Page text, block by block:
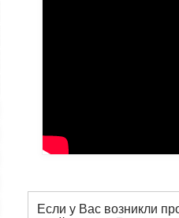
Если у Вас возникли